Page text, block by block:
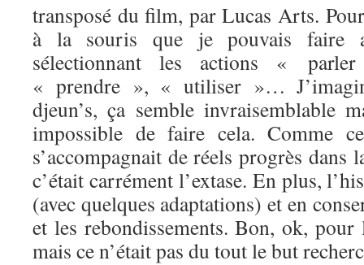
transposé du film, par Lucas Arts.
à la souris que je pouvais faire
sélectionnant les actions «
« prendre », « utiliser »…
djeun’s, ça semble invraisemblable
impossible de faire cela. Comme
s’accompagnait de réels progrès dans
c’était carrément l’extase. En plus,
(avec quelques adaptations) et en
et les rebondissements. Bon, ok, pour
mais ce n’était pas du tout le but